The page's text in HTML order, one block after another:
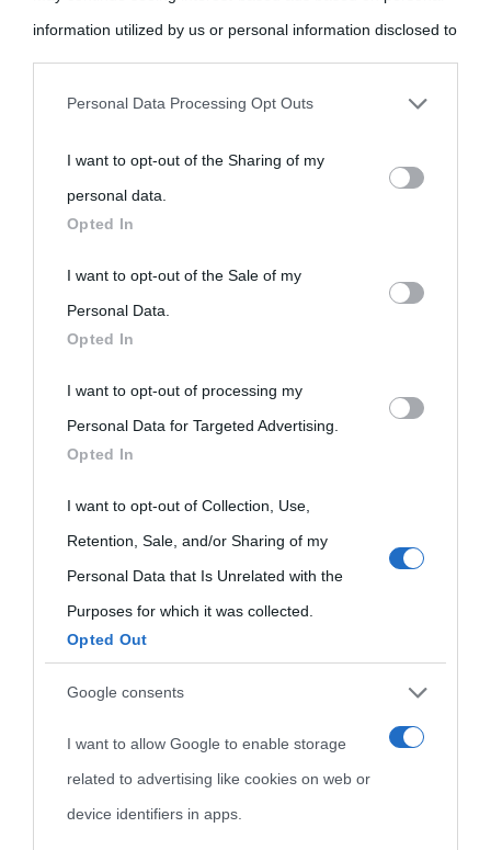
information utilized by us or personal information disclosed to
third parties prior to your opt-out.
personal information by third parties on the IAB’s list of
downstream participants.
This information may also be disclosed by us to third parties
on the IAB’s List of Downstream Participants that may further
disclose it to other third parties.
Please note that this website/app uses one or more Google
services and may gather and store information including but
not limited to your visit or usage behaviour. You may click to
grant or deny consent to Google and its third-party tags to
use your data for below specified purposes in below Google
consent section.
Personal Data Processing Opt Outs
I want to opt-out of the Sharing of my
personal data.
Opted In
I want to opt-out of the Sale of my
Personal Data.
Opted In
I want to opt-out of processing my
Personal Data for Targeted Advertising.
Opted In
I want to opt-out of Collection, Use,
Retention, Sale, and/or Sharing of my
Personal Data that Is Unrelated with the
Purposes for which it was collected.
Opted Out
Google consents
I want to allow Google to enable storage
related to advertising like cookies on web or
device identifiers in apps.
Cultura
Cultura è un blog del sito Biografieonline © 2012-2025 •
come Affiliato Amazon il sito ricava commissioni sugli acquisti